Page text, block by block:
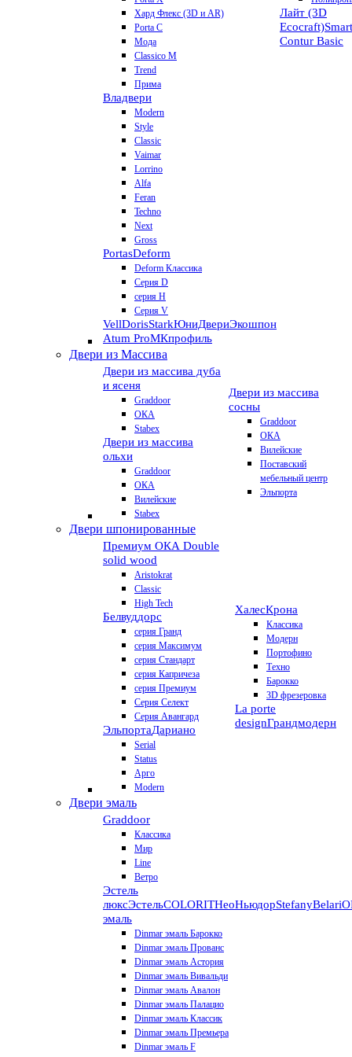
Хард Флекс (3D и AR)
Porta C
Мода
Classico M
Trend
Прима
Владвери
Modern
Style
Classic
Vaimar
Lorrino
Alfa
Feran
Techno
Next
Gross
PortasDeform
Deform Классика
Серия D
серия H
Серия V
VellDorisStarkЮниДвериЭкошпон
Atum ProМКпрофиль
Лайт (3D
Ecocraft)Smart
Contur Basic
Двери из Массива
Двери из массива дуба
и ясеня
Graddoor
ОКА
Stabex
Двери из массива
ольхи
Graddoor
ОКА
Вилейские
Stabex
Двери из массива
сосны
Graddoor
ОКА
Вилейские
Поставский
мебельный центр
Эльпорта
Двери шпонированные
Премиум ОКА Double
solid wood
Aristokrat
Classic
High Tech
Белвуддорс
серия Гранд
серия Максимум
серия Стандарт
серия Капричеза
серия Премиум
Серия Селект
Серия Авангард
ЭльпортаДариано
Serial
Status
Арго
Modern
ХалесКрона
Классика
Модерн
Портофино
Техно
Барокко
3D фрезеровка
La porte
designГрандмодерн
Двери эмаль
Graddoor
Классика
Мир
Line
Ветро
Эстель
люксЭстельCOLORITНеоНьюдорStefanyBelari
эмаль
Dinmar эмаль Барокко
Dinmar эмаль Прованс
Dinmar эмаль Астория
Dinmar эмаль Вивальди
Dinmar эмаль Авалон
Dinmar эмаль Палацио
Dinmar эмаль Классик
Dinmar эмаль Премьера
Dinmar эмаль F